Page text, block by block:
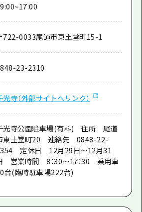
722-0033尾道市東土堂町15-1
23-2310
光寺（外部サイトへリンク）
光寺公園駐車場(有料) 住所 尾道
東土堂町20 連絡先 0848-22-
定休日 12月29日～12月31
営業時間 8：30～17：30 乗用車
台(臨時駐車場222台)